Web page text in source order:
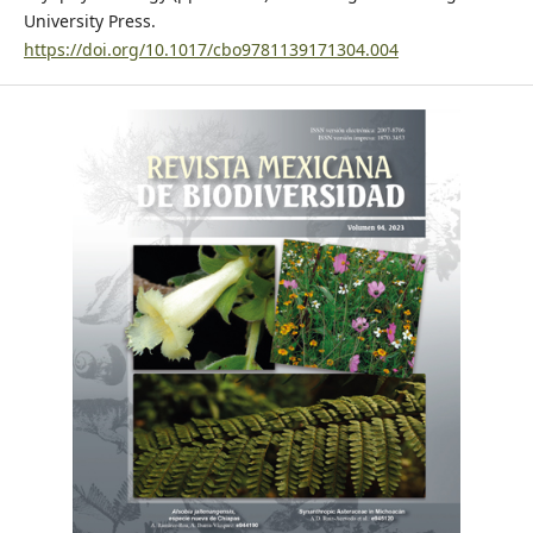
University Press.
https://doi.org/10.1017/cbo9781139171304.004
moss flora of Mexico with a check-list of all known Mexican
mosses (Ph. D. Thesis). University of Michigan. Ann Arbor.
Graham, A. (1993). Historical factors and biological diversity
in Mexico. In T. P. Ramamoorty, R. Bye, A. Lot, & J. Fa (Eds.),
Biological diversity of Mexico. Origins and distribution
(pp.109–127). New York: Oxford University Press.
Gual-Díaz, M., & Rendón-Correa, A. (2017). Los bosques
mesófilos de montaña de México. Agro-Productividad, 10, 3–
Martin, P. S., & Harrell, B. E. (1957). The Pleistocene history of
temperate biotas in Mexico and eastern United States.
Ecology, 38, 468–480.https://doi.org/10.2307/1929892